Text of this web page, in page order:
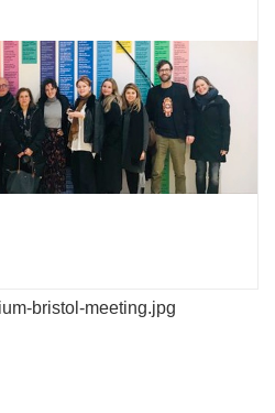
bristol-meeting.jpg